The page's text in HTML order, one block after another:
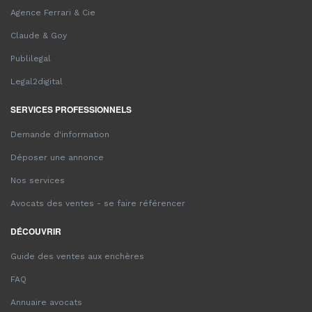
Agence Ferrari & Cie
Claude & Goy
Publilegal
Legal2digital
SERVICES PROFESSIONNELS
Demande d'information
Déposer une annonce
Nos services
Avocats des ventes - se faire référencer
DÉCOUVRIR
Guide des ventes aux enchères
FAQ
Annuaire avocats